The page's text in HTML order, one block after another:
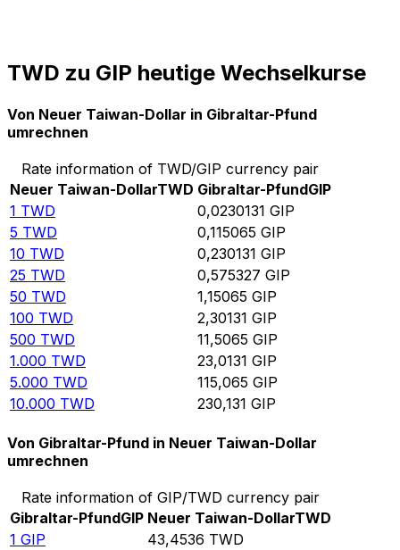
TWD zu GIP heutige Wechselkurse
Von Neuer Taiwan-Dollar in Gibraltar-Pfund
umrechnen
Rate information of TWD/GIP currency pair
Neuer Taiwan-DollarTWD Gibraltar-PfundGIP
1 TWD 0,0230131 GIP
5 TWD 0,115065 GIP
10 TWD 0,230131 GIP
25 TWD 0,575327 GIP
50 TWD 1,15065 GIP
100 TWD 2,30131 GIP
500 TWD 11,5065 GIP
1.000 TWD 23,0131 GIP
5.000 TWD 115,065 GIP
10.000 TWD 230,131 GIP
Von Gibraltar-Pfund in Neuer Taiwan-Dollar
umrechnen
Rate information of GIP/TWD currency pair
Gibraltar-PfundGIP Neuer Taiwan-DollarTWD
1 GIP 43,4536 TWD